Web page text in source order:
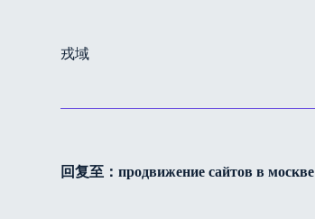
戎域
回复至：продвижение сайтов в москве